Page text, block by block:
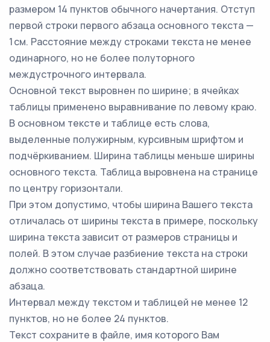
размером 14 пунктов обычного начертания. Отступ
первой строки первого абзаца основного текста —
1 см. Расстояние между строками текста не менее
одинарного, но не более полуторного
междустрочного интервала.
Основной текст выровнен по ширине; в ячейках
таблицы применено выравнивание по левому краю.
В основном тексте и таблице есть слова,
выделенные полужирным, курсивным шрифтом и
подчёркиванием. Ширина таблицы меньше ширины
основного текста. Таблица выровнена на странице
по центру горизонтали.
При этом допустимо, чтобы ширина Вашего текста
отличалась от ширины текста в примере, поскольку
ширина текста зависит от размеров страницы и
полей. В этом случае разбиение текста на строки
должно соответствовать стандартной ширине
абзаца.
Интервал между текстом и таблицей не менее 12
пунктов, но не более 24 пунктов.
Текст сохраните в файле, имя которого Вам